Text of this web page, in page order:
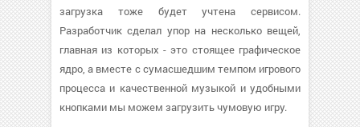
загрузка тоже будет учтена сервисом.
Разработчик сделал упор на несколько вещей,
главная из которых - это стоящее графическое
ядро, а вместе с сумасшедшим темпом игрового
процесса и качественной музыкой и удобными
кнопками мы можем загрузить чумовую игру.